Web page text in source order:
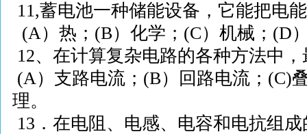
11,蓄电池一种储能设备，它能把电
(A）热； (B）化学； (C）机械； (D
12、在计算复杂电路的各种方法中
(A）支路电流； (B）回路电流； (C)
理。
13 ．在电阻、电感、电容和电抗组